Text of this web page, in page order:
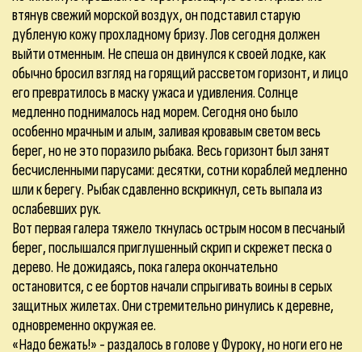
втянув свежий морской воздух, он подставил старую
дубленую кожу прохладному бризу. Лов сегодня должен
выйти отменным. Не спеша он двинулся к своей лодке, как
обычно бросил взгляд на горящий рассветом горизонт, и лицо
его превратилось в маску ужаса и удивления. Солнце
медленно поднималось над морем. Сегодня оно было
особенно мрачным и алым, заливая кровавым светом весь
берег, но не это поразило рыбака. Весь горизонт был занят
бесчисленными парусами: десятки, сотни кораблей медленно
шли к берегу. Рыбак сдавленно вскрикнул, сеть выпала из
ослабевших рук.
Вот первая галера тяжело ткнулась острым носом в песчаный
берег, послышался приглушенный скрип и скрежет песка о
дерево. Не дожидаясь, пока галера окончательно
остановится, с ее бортов начали спрыгивать воины в серых
защитных жилетах. Они стремительно ринулись к деревне,
одновременно окружая ее.
«Надо бежать!» - раздалось в голове у Фуроку, но ноги его не